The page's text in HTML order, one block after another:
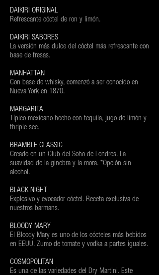
DAIKIRI ORIGINAL
Refrescante cóctel de ron y limón.
DAIKIRI SABORES
La versión más dulce del cóctel más refrescante con
base de fresas.
MANHATTAN
Con base de whisky, comenzó a ser conocido en
Nueva York en 1870.
MARGARITA
Típico mexicano hecho con tequila, jugo de limón y
thriple sec.
BRAMBLE CLASSIC
Creado en un Club del Soho de Londres. La
suavidad de la ginebra y la mora. *Opción sin
alcohol.
BLACK NIGHT
Explosivo y evocador cóctel. Receta exclusiva de
nuestros barmans.
BLOODY MARY
El Bloody Mary es uno de los cócteles más bebidos
en EEUU. Zumo de tomate y vodka a partes iguales.
COSMOPOLITAN
Es una de las variedades del Dry Martini. Este